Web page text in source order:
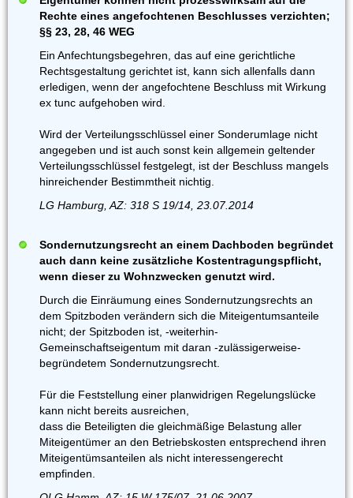
Rechte eines angefochtenen Beschlusses verzichten;
§§ 23, 28, 46 WEG
Ein Anfechtungsbegehren, das auf eine gerichtliche
Rechtsgestaltung gerichtet ist, kann sich allenfalls dann
erledigen, wenn der angefochtene Beschluss mit Wirkung
ex tunc aufgehoben wird.
Wird der Verteilungsschlüssel einer Sonderumlage nicht
angegeben und ist auch sonst kein allgemein geltender
Verteilungsschlüssel festgelegt, ist der Beschluss mangels
hinreichender Bestimmtheit nichtig.
LG Hamburg, AZ: 318 S 19/14, 23.07.2014
Sondernutzungsrecht an einem Dachboden begründet
auch dann keine zusätzliche Kostentragungspflicht,
wenn dieser zu Wohnzwecken genutzt wird.
Durch die Einräumung eines Sondernutzungsrechts an
dem Spitzboden verändern sich die Miteigentumsanteile
nicht; der Spitzboden ist, -weiterhin-
Gemeinschaftseigentum mit daran -zulässigerweise-
begründetem Sondernutzungsrecht.
Für die Feststellung einer planwidrigen Regelungslücke
kann nicht bereits ausreichen,
dass die Beteiligten die gleichmäßige Belastung aller
Miteigentümer an den Betriebskosten entsprechend ihren
Miteigentümsanteilen als nicht interessengerecht
empfinden.